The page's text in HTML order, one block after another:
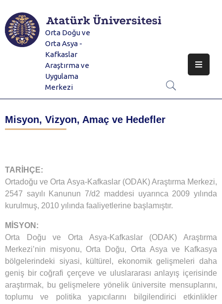
Orta Doğu ve
Orta Asya -
Kafkaslar
Araştırma ve
Uygulama
Merkezi
Hakkımızda
Spesifik Çalışma Alanları
E-Dergi
İletişim
Misyon, Vizyon, Amaç ve Hedefler
TARİHÇE:
Ortadoğu ve Orta Asya-Kafkaslar (ODAK) Araştırma Merkezi,
2547 sayılı Kanunun 7/d2 maddesi uyarınca 2009 yılında
kurulmuş, 2010 yılında faaliyetlerine başlamıştır.
MİSYON:
Orta Doğu ve Orta Asya-Kafkaslar (ODAK) Araştırma
Merkezi’nin misyonu, Orta Doğu, Orta Asya ve Kafkasya
bölgelerindeki siyasi, kültürel, ekonomik gelişmeleri daha
geniş bir coğrafi çerçeve ve uluslararası anlayış içerisinde
araştırmak, bu gelişmelere yönelik üniversite mensuplarını,
toplumu ve politika yapıcılarını bilgilendirici etkinlikler